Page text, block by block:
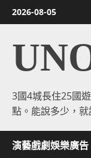
Skip
to
2026-08-05
3國4城長住25國
點。能說多少，就
演藝戲劇娛樂廣告